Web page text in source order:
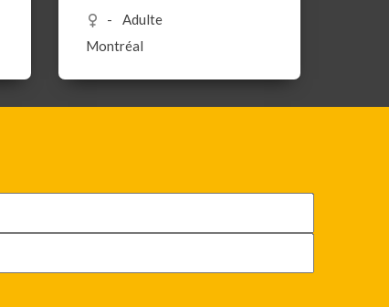
Adulte
Montréal